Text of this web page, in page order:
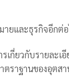
ายและธุรกิจอีกต่
กี่ยวกับรายละเอี
ตราฐานของอุตส